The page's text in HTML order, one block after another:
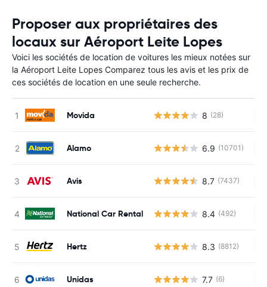
Proposer aux propriétaires des
locaux sur Aéroport Leite Lopes
Voici les sociétés de location de voitures les mieux notées sur
la Aéroport Leite Lopes Comparez tous les avis et les prix de
ces sociétés de location en une seule recherche.
Movida 8 (28)
Alamo 6.9 (10701)
Avis 8.7 (7437)
National Car Rental 8.4 (492)
Hertz 8.3 (8812)
Unidas 7.7 (6)